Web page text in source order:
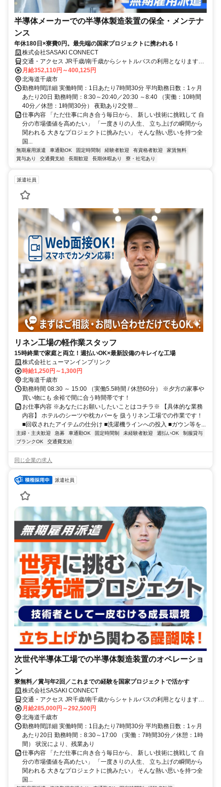
半導体メーカーでの半導体製造装置の保全・メンテナ
ンス
年休180日×寮費0円。最先端の国家プロジェクトに携われる！
株式会社SASAKI CONNECT
交通・アクセス JR千歳/南千歳からシャトルバスの利用となります。
車通勤の方は、所定の駐車場から送迎となります
月給352,110円～400,125円
北海道千歳市
勤務時間詳細 実働時間：1日あたり7時間30分 平均勤務日数：1ヶ月
あたり20日 勤務時間：8:30～20:40／20:30 ～8:40 （実働：10時間
40分／休憩：1時間30分） 夜勤あり2交替...
仕事内容 「ただ仕事に向き合う毎日から、 新しい技術に挑戦して 自
分の市場価値を高めたい」 「一度きりの人生、 立ち上げの瞬間から
関われる 大きなプロジェクトに挑みたい」 そんな熱い思いを持つ全
国...
無期雇用派遣 車通勤OK 固定時間制 経験者歓迎 有資格者歓迎
家賃無料
賞与あり
交通費支給 長期歓迎 長期休暇あり 寮・社宅あり
派遣社員
リネン工場の軽作業スタッフ
15時終業で家庭と両立！週払いOK×最新設備のキレイな工場
株式会社ヒューマンインプリンク
時給1,250円～1,300円
北海道千歳市
勤務時間 08:30 ～ 15:00 （実働5.5時間 / 休憩60分） ※夕方の家事や
買い物にも 余裕で間に合う時間帯です！
お仕事内容 ※あなたにお願いしたいことはコチラ※ 【具体的な業務
内容】 ホテルのシーツや枕カバーを 扱うリネン工場での作業です！
■回収されたアイテムの仕分け ■洗濯機ラインへの投入 ■ガウン等を...
主婦・主夫歓迎 急募 車通勤OK 固定時間制 未経験者歓迎 週払いOK
制服貸与
ブランクOK
交通費支給
同じ企業の求人
派遣社員
次世代半導体工場での半導体製造装置のオペレーショ
ン
寮無料／賞与年2回／これまでの経験を国家プロジェクトで活かす
株式会社SASAKI CONNECT
交通・アクセス JR千歳/南千歳からシャトルバスの利用となります。
車通勤の方は、所定の駐車場から送迎となります
月給285,000円～292,500円
北海道千歳市
勤務時間詳細 実働時間：1日あたり7時間30分 平均勤務日数：1ヶ月
あたり20日 勤務時間：8:30～17:00 （実働：7時間30分／休憩：1時
間） 状況により、残業あり
仕事内容 「ただ仕事に向き合う毎日から、 新しい技術に挑戦して 自
分の市場価値を高めたい」 「一度きりの人生、 立ち上げの瞬間から
関われる 大きなプロジェクトに挑みたい」 そんな熱い思いを持つ全
国...